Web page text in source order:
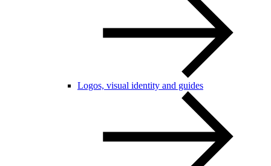
Logos, visual identity and guides